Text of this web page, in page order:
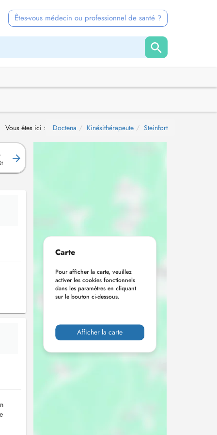
Êtes-vous médecin ou professionnel de santé ?
Vous êtes ici : Doctena Kinésithérapeute Steinfort
Carte
Pour afficher la carte, veuillez
activer les cookies fonctionnels
dans les paramètres en cliquant
sur le bouton ci-dessous.
Afficher la carte